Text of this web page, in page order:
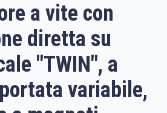
a vite con
diretta su
"TWIN", a
variabile,